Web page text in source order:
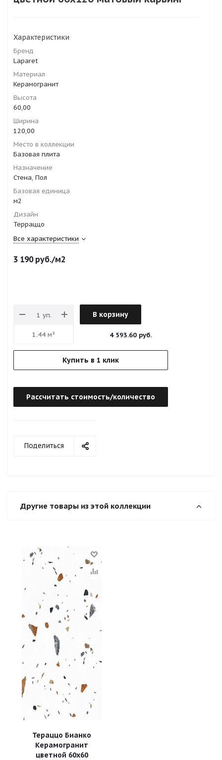
Характеристики
Бренд
Laparet
Материал
Керамогранит
Высота
60,00
Ширина
120,00
Место в коллекции
Базовая плита
Назначение
Стена, Пол
Базовая единица
м2
Дизайн
Терраццо
Все характеристики
3 190руб./м2
В корзину
4 593.60 руб.
Купить в 1 клик
Рассчитать стоимость/количество
Поделиться
Другие товары из этой коллекции
Тераццо Бианко
Керамогранит
цветной 60х60